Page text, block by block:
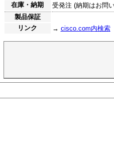
在庫・納期 受発注 (納期はお問
製品保証
リンク
→ cisco.com内検索